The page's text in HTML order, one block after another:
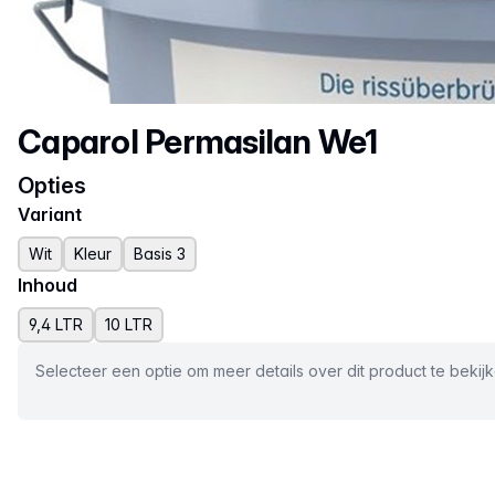
Productnaam
Caparol Permasilan We1
Opties
Variant
Wit Kleur Basis 3
Inhoud
9,4 LTR 10 LTR
Selecteer een optie om meer details over dit product te